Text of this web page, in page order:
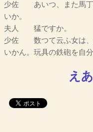
少佐 あいつ、また馬丁
いか。
夫人 猛ですか。
少佐 数つて云ふ女は、
いかん。玩具の鉄砲を自
え